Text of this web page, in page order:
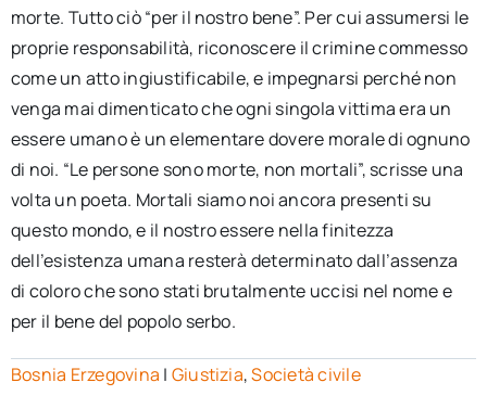
morte. Tutto ciò “per il nostro bene”. Per cui assumersi le
proprie responsabilità, riconoscere il crimine commesso
come un atto ingiustificabile, e impegnarsi perché non
venga mai dimenticato che ogni singola vittima era un
essere umano è un elementare dovere morale di ognuno
di noi. “Le persone sono morte, non mortali”, scrisse una
volta un poeta. Mortali siamo noi ancora presenti su
questo mondo, e il nostro essere nella finitezza
dell’esistenza umana resterà determinato dall’assenza
di coloro che sono stati brutalmente uccisi nel nome e
per il bene del popolo serbo.
Bosnia Erzegovina | Giustizia,Società civile